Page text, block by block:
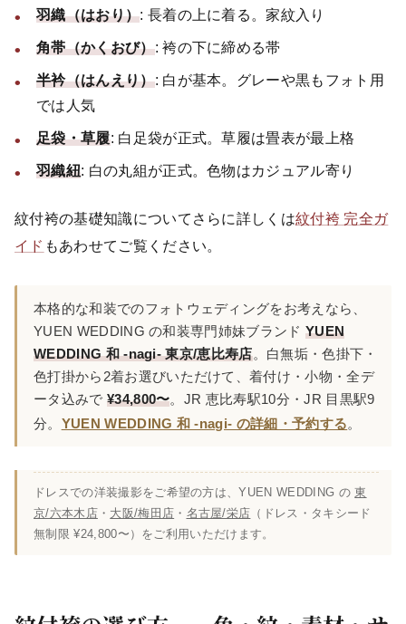
羽織（はおり）: 長着の上に着る。家紋入り
角帯（かくおび）: 袴の下に締める帯
半衿（はんえり）: 白が基本。グレーや黒もフォト用
では人気
足袋・草履: 白足袋が正式。草履は畳表が最上格
羽織紐: 白の丸組が正式。色物はカジュアル寄り
紋付袴の基礎知識についてさらに詳しくは紋付袴 完全ガ
イド もあわせてご覧ください。
本格的な和装でのフォトウェディングをお考えなら、
YUEN WEDDING の和装専門姉妹ブランド YUEN
WEDDING 和 -nagi- 東京/恵比寿店。白無垢・色掛下・
色打掛から2着お選びいただけて、着付け・小物・全デ
ータ込みで ¥34,800〜。JR 恵比寿駅10分・JR 目黒駅9
分。 YUEN WEDDING 和 -nagi- の詳細・予約する。
ドレスでの洋装撮影をご希望の方は、YUEN WEDDING の東
京/六本木店・ 大阪/梅田店 ・ 名古屋/栄店 （ドレス・タキシード
無制限 ¥24,800〜）をご利用いただけます。